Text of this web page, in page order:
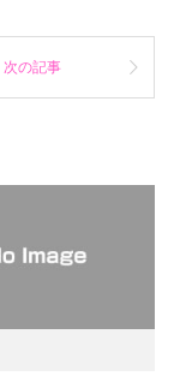
次の記事